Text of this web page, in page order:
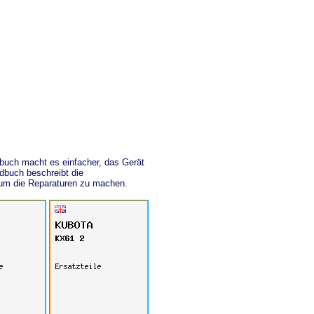
macht es einfacher, das Gerät
beschreibt die
die Reparaturen zu machen.